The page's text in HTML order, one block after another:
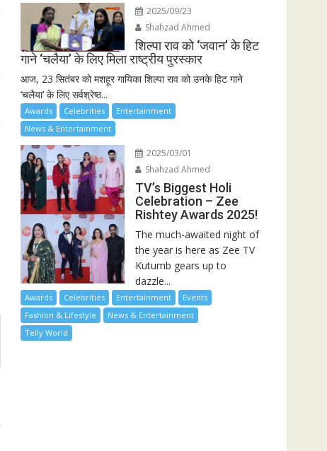
2025/09/23
Shahzad Ahmed
शिल्पा राव को ‘जवान’ के हिट
गाने ‘चलैया’ के लिए मिला राष्ट्रीय पुरस्कार
आज, 23 सितंबर को मशहूर गायिका शिल्पा राव को उनके हिट गाने
‘चलैया’ के लिए सर्वश्रेष्ठ...
Awards Celebrities
Entertainment
News & Entertainment
2025/03/01
Shahzad Ahmed
TV’s Biggest Holi
Celebration – Zee
Rishtey Awards 2025!
The much-awaited night of
the year is here as Zee TV
Kutumb gears up to
dazzle...
Awards Celebrities Entertainment
Events
Fashion & Lifestyle
News & Entertainment
Telly World